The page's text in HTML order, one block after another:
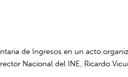
de Ingresos en un acto
Nacional del INE, Ricardo